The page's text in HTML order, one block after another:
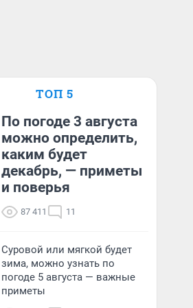
ТОП 5
По погоде 3 августа
можно определить,
каким будет
декабрь, — приметы
и поверья
87 411 11
Суровой или мягкой будет
зима, можно узнать по
погоде 5 августа — важные
приметы